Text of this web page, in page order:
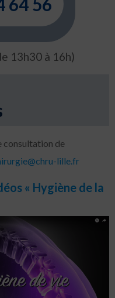
13h30 à 16h)
consultation de
lille.fr
« Hygiène de la